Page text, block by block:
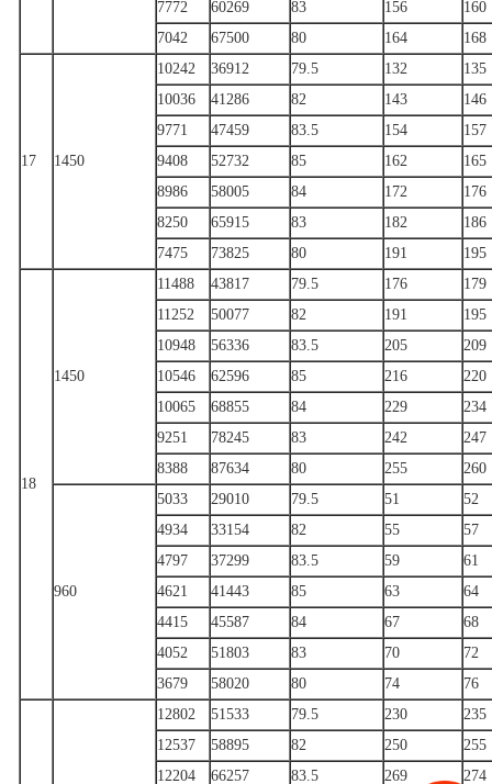
7772
60269 83 156
160
7042
67500 80 164 168
17 1450
10242 36912 79.5 132
135
10036
41286 82 143
146
9771
47459 83.5 154
157
9408
52732 85 162
165
8986
58005 84 172
176
8250
65915 83 182
186
7475
73825 80 191 195
18
1450
11488 43817 79.5 176
179
11252
50077 82 191
195
10948
56336 83.5 205
209
10546
62596 85 216
220
10065
68855 84 229
234
9251
78245 83 242
247
8388
87634 80 255 260
960
5033 29010 79.5 51
52
4934
33154 82 55
57
4797
37299 83.5 59
61
4621
41443 85 63
64
4415
45587 84 67
68
4052
51803 83 70
72
3679
58020 80 74
76
12802
51533 79.5 230
235
12537
58895 82 250
255
12204
66257 83.5 269 274